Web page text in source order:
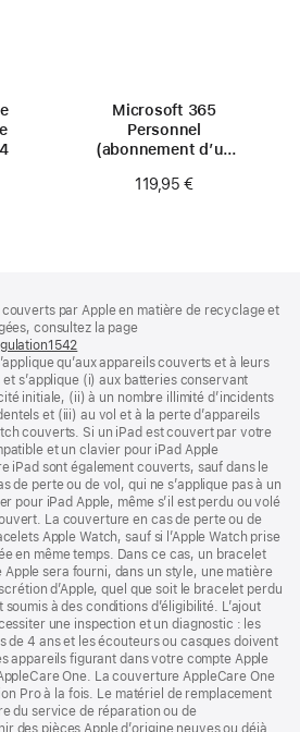
Microsoft 365
Personnel
(abonnement d’un
119,95 €
par Apple en matière de recyclage et
consultez la page
dans
une
nouvelle
fenêtre)
qu’aux appareils couverts et à leurs
s’applique (i) aux batteries conservant
initiale, (ii) à un nombre illimité d’incidents
et (iii) au vol et à la perte d’appareils
couverts. Si un iPad est couvert par votre
et un clavier pour iPad Apple
iPad sont également couverts, sauf dans le
de perte ou de vol, qui ne s’applique pas à un
pour iPad Apple, même s’il est perdu ou volé
La couverture en cas de perte ou de
Apple Watch, sauf si l’Apple Watch prise
en même temps. Dans ce cas, un bracelet
sera fourni, dans un style, une matière
d’Apple, quel que soit le bracelet perdu
soumis à des conditions d’éligibilité. L’ajout
une inspection et un diagnostic : les
de 4 ans et les écouteurs ou casques doivent
appareils figurant dans votre compte Apple
One. La couverture AppleCare One
Pro à la fois. Le matériel de remplacement
du service de réparation ou de
des pièces Apple d’origine neuves ou déjà